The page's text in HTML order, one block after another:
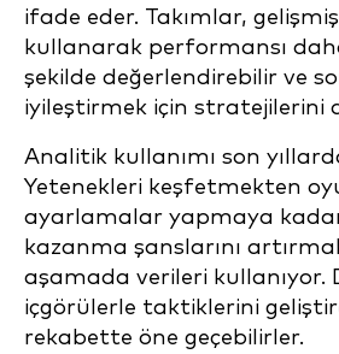
ifade eder. Takımlar,
kullanarak performansı
şekilde değerlendirebilir ve
iyileştirmek için stratejilerini
Analitik kullanımı son
Yetenekleri keşfetmekten
ayarlamalar yapmaya
kazanma şanslarını
aşamada verileri kullanıyor.
içgörülerle taktiklerini
rekabette öne geçebilirler.